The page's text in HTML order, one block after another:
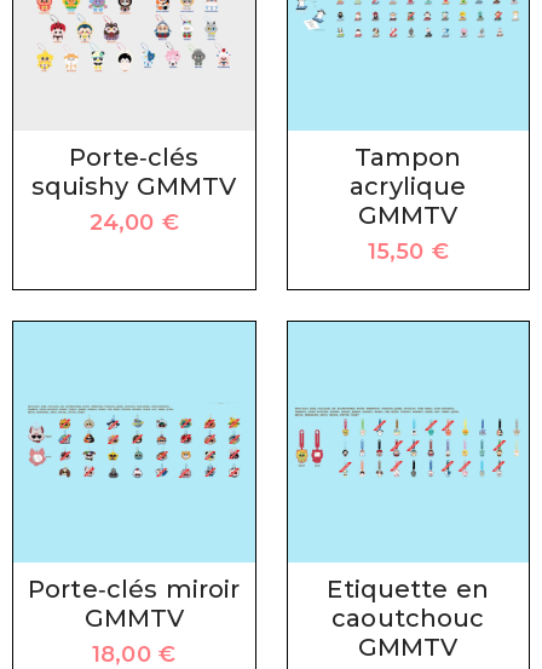
Porte‑clés
squishy GMMTV
24,00 €
Tampon
acrylique
GMMTV
15,50 €
Porte‑clés miroir
GMMTV
18,00€
Etiquette en
caoutchouc
GMMTV